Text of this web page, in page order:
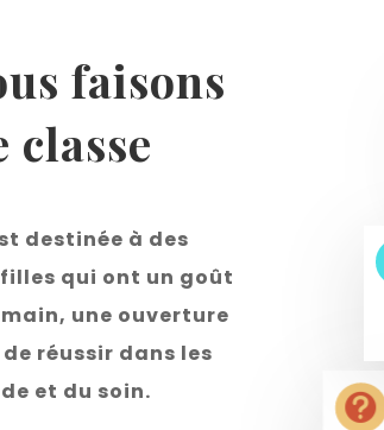
faisons
classe
destinée à des
qui ont un goût
une ouverture
réussir dans les
et du soin.
